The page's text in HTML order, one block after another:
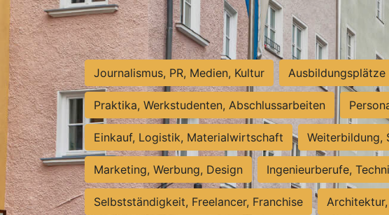
Journalismus, PR, Medien, Kultur Ausbildungsplätze
Praktika, Werkstudenten, Abschlussarbeiten
Einkauf, Logistik, Materialwirtschaft Weiterbildung,
Marketing, Werbung, Design Ingenieurberufe,
Selbstständigkeit, Freelancer, Franchise